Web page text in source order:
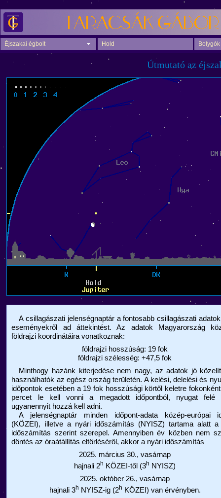
Éjszakai égbolt Hold Bolygók
Útmutató az
A csillagászati jelenségnaptár a fontosabb csillagászati
eseményekről ad áttekintést. Az adatok Magyarország
földrajzi koordinátáira vonatkoznak:
földrajzi hosszúság: 19 fok
földrajzi szélesség: +47,5 fok
Minthogy hazánk kiterjedése nem nagy, az adatok jó
használhatók az egész ország területén. A kelési, delelési és
időpontok esetében a 19 fok hosszúsági körtől keletre
percet le kell vonni a megadott időpontból, nyugat felé
ugyanennyit hozzá kell adni.
A jelenségnaptár minden időpont-adata közép-európai
(KÖZEI), illetve a nyári időszámítás (NYISZ) tartama alatt a
időszámítás szerint szerepel. Amennyiben év közben nem
döntés az óraátállítás eltörléséről, akkor a nyári időszámítás
2025. március 30., vasárnap
hajnali 2h KÖZEI-től (3h NYISZ)
2025. október 26., vasárnap
hajnali 3h NYISZ-ig (2h KÖZEI) van érvényben.